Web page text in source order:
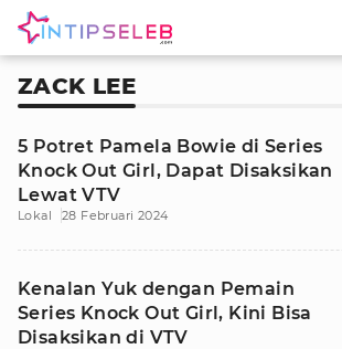
ZACK LEE
5 Potret Pamela Bowie di Series
Knock Out Girl, Dapat Disaksikan
Lewat VTV
Lokal 28 Februari 2024
Kenalan Yuk dengan Pemain
Series Knock Out Girl, Kini Bisa
Disaksikan di VTV